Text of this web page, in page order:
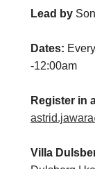
Lead by
Dates:
-12:00am
Register in
Villa